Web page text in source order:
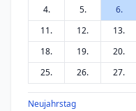
4. 5. 6.
11.
12. 13.
18.
19. 20.
25.
26. 27.
Neujahrstag